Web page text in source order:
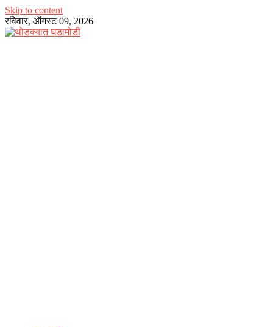
Skip to content
रविवार, ऑगस्ट 09, 2026